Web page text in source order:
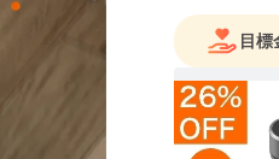
目